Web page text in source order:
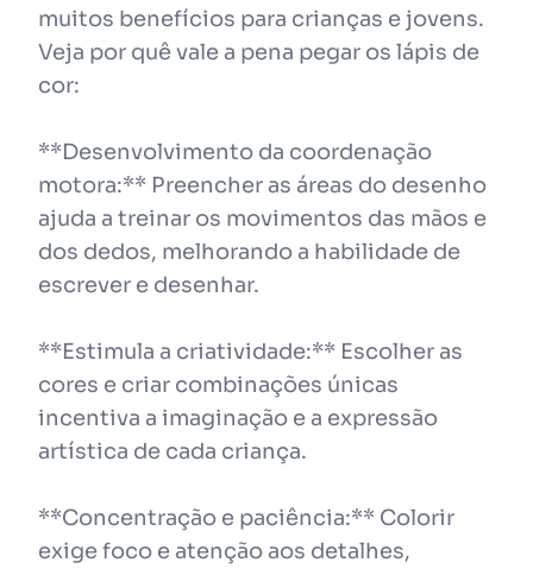
muitos benefícios para crianças e jovens.
Veja por quê vale a pena pegar os lápis de
cor:
**Desenvolvimento da coordenação
motora:** Preencher as áreas do desenho
ajuda a treinar os movimentos das mãos e
dos dedos, melhorando a habilidade de
escrever e desenhar.
**Estimula a criatividade:** Escolher as
cores e criar combinações únicas
incentiva a imaginação e a expressão
artística de cada criança.
**Concentração e paciência:** Colorir
exige foco e atenção aos detalhes,